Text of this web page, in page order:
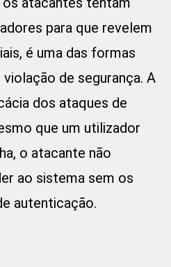
para que revelem
é uma das formas
de segurança. A
dos ataques de
que um utilizador
o atacante não
ao sistema sem os
autenticação.